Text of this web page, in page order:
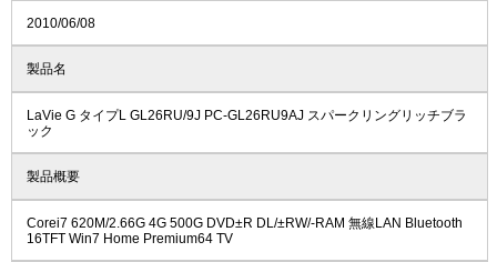
2010/06/08
製品名
LaVie G タイプL GL26RU/9J PC-GL26RU9AJ スパークリングリッチブラ
ック
製品概要
Corei7 620M/2.66G 4G 500G DVD±R DL/±RW/-RAM 無線LAN Bluetooth
16TFT Win7 Home Premium64 TV